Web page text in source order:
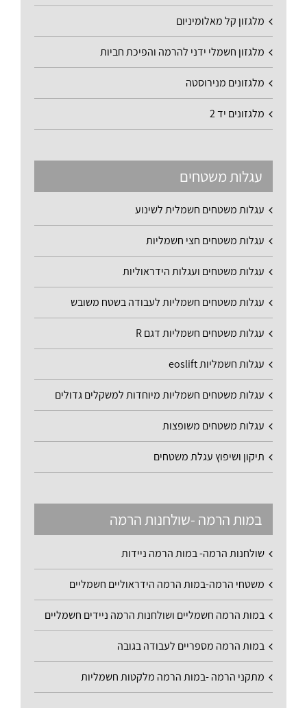
מלגזון קל מאלומיניום
מלגזון חשמלי ידני להרמה והפיכת חביות
מלגזונים מנירוסטה
מלגזונים יד 2
עגלות משטחים
עגלות משטחים חשמלית לשינוע
עגלות משטחים חצי חשמליות
עגלות משטחים ועגלות הידראוליות
עגלות משטחים חשמליות לעבודה בשטח משובש
עגלות משטחים חשמליות דגם R
עגלות חשמליות eoslift
עגלות משטחים חשמליות מיוחדות למשקלים גדולים
עגלות משטחים משופצות
תיקון ושיפוץ עגלת משטחים
במות הרמה -שולחנות הרמה
שולחנות הרמה- במות הרמה ניידות
משטחי הרמה-במות הרמה הידראוליים חשמליים
במות הרמה חשמליים ושולחנות הרמה ניידים חשמליים
במות הרמה מספריים לעבודה בגובה
מתקני הרמה -במות הרמה מלקטות חשמליות